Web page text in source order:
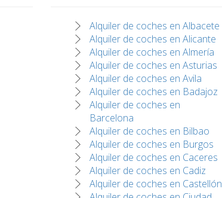
Alquiler de coches en Albacete
Alquiler de coches en Alicante
Alquiler de coches en Almería
Alquiler de coches en Asturias
Alquiler de coches en Avila
Alquiler de coches en Badajoz
Alquiler de coches en
Barcelona
Alquiler de coches en Bilbao
Alquiler de coches en Burgos
Alquiler de coches en Caceres
Alquiler de coches en Cadiz
Alquiler de coches en Castellón